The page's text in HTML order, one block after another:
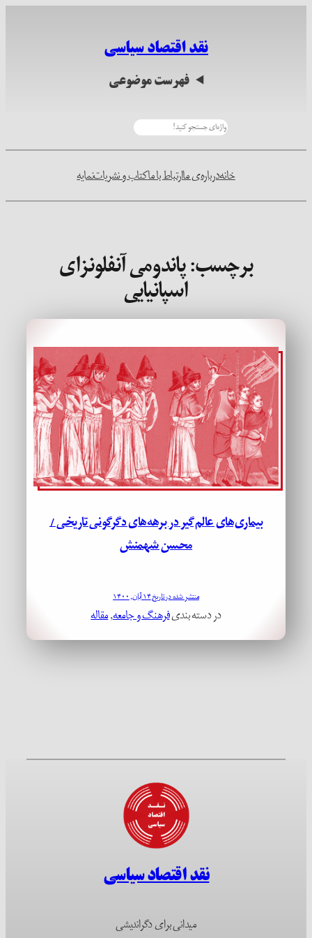
نقد اقتصاد سیاسی
فهرست موضوعی
خانهدرباره‌ی ماارتباط با ماکتاب و نشریاتنمایه
برچسب:پاندومی آنفلونزای
اسپانیایی
بیماری‌های عالم‌گیر در برهه‌های دگرگونی تاریخی /
محسن شهمنش
منتشر شده در تاریخ ۱۴ آبان, ۱۴۰۰
در دسته بندیفرهنگ و جامعه, مقاله
نقد اقتصاد سیاسی
میدانی برای دگراندیشی